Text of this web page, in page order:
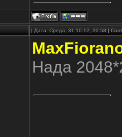
| Дата: Среда, 31.10.12, 20:58 |
Нада